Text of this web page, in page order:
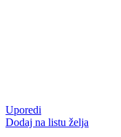
Uporedi
Dodaj na listu želja